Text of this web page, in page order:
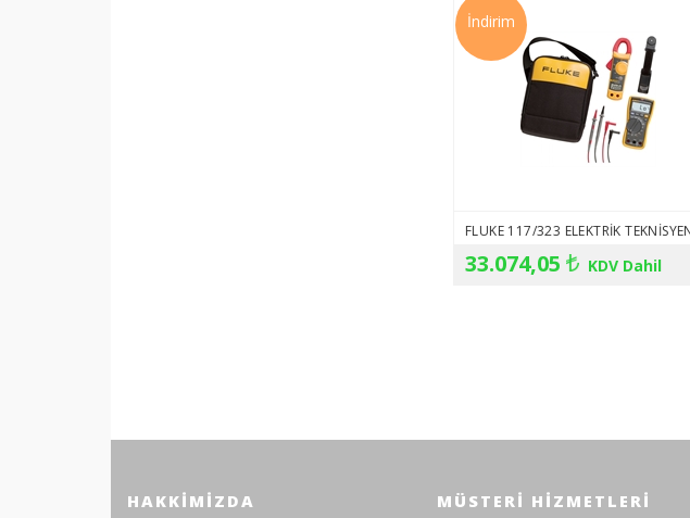
İndirim
33.074,05 KDV Dahil
HAKKIMIZDA MÜSTERI HIZMETLERI